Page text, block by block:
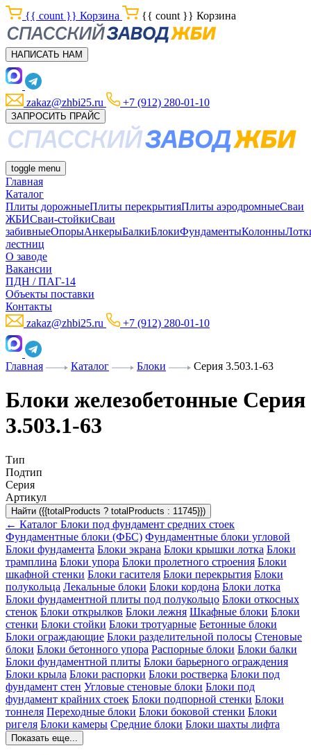
{{ count }} Корзина {{ count }} Корзина
НАПИСАТЬ НАМ
zakaz@zhbi25.ru +7 (912) 280-01-10
ЗАПРОСИТЬ ПРАЙС
toggle menu
Главная
Каталог
Плиты дорожныеПлиты перекрытияПлиты аэродромныеСваи
ЖБИСваи-стойкиСваи
забивныеОпорыАнкерыБалкиБлокиФундаментыКолонны
лестниц
О заводе
Вакансии
ПДН / ПАГ-14
Объекты поставки
Контакты
zakaz@zhbi25.ru
+7 (912) 280-01-10
Главная Каталог Блоки Серия 3.503.1-63
Блоки железобетонные Серия
3.503.1-63
Тип
Подтип
Серия
Артикул
Найти ({{totalProducts ? totalProducts : 11745}})
← Каталог Блоки под фундамент средних стоек
Фундаментные блоки (ФБС) Фундаментные блоки угловой
Блоки фундамента Блоки экрана Блоки крышки лотка Блоки
трамплина Блоки упора Блоки пролетного строения Блоки
шкафной стенки Блоки гасителя Блоки перекрытия Блоки
полукольца Лекальные блоки Блоки кордона Блоки лотка
Блоки фундаментной плиты под полукольцо Блоки откосных
стенок Блоки открылков Блоки лежня Шкафные блоки Блоки
стенки Блоки стойки Блоки тротуарные Бетонные блоки
Блоки ограждающие Блоки разделительной полосы Стеновые
блоки Блоки бетонного упора Распорные блоки Блоки балки
Блоки фундаментной плиты Блоки барьерного ограждения
Блоки крыла Блоки распорки Блоки ростверка Блоки под
фундамент стен Угловые стеновые блоки Блоки под
фундамент крайних стоек Блоки подпорной стенки Блоки
тоннеля Переходные блоки Блоки боковой стенки Блоки
ригеля Блоки камеры Средние блоки Блоки шахты лифта
Показать еще...